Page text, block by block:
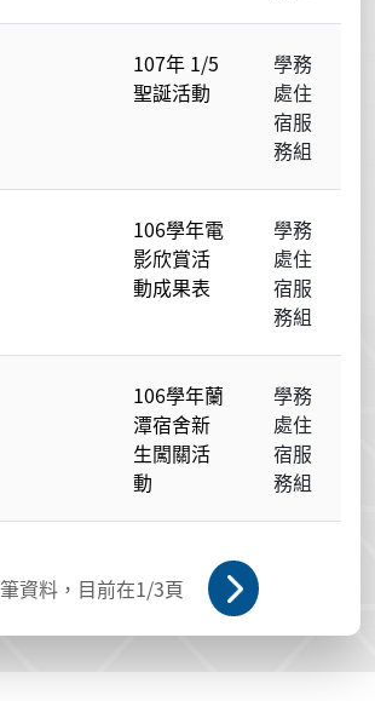
107年 1/5
聖誕活動
學務
處住
宿服
務組
106學年電
影欣賞活
動成果表
學務
處住
宿服
務組
106學年蘭
潭宿舍新
生闖關活
動
學務
處住
宿服
務組
筆資料，目前在1/3頁